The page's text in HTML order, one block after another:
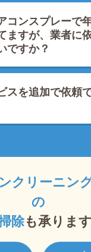
コンスプレーで
ますが、業者に
ですか？
スを追加で依頼
クリーニン
の
除も承ります